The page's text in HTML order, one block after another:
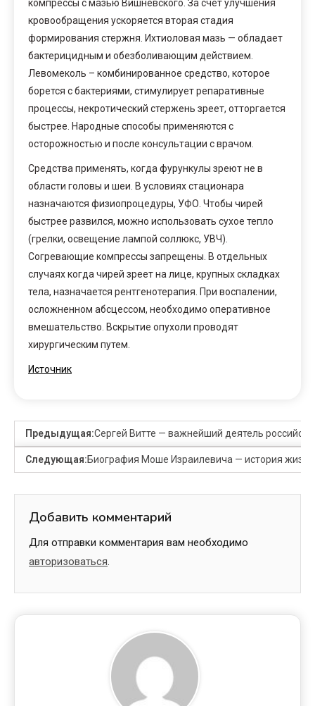
компрессы с мазью Вишневского. За счет улучшения
кровообращения ускоряется вторая стадия
формирования стержня. Ихтиоловая мазь — обладает
бактерицидным и обезболивающим действием.
Левомеколь – комбинированное средство, которое
борется с бактериями, стимулирует репаративные
процессы, некротический стержень зреет, отторгается
быстрее. Народные способы применяются с
осторожностью и после консультации с врачом.
Средства применять, когда фурункулы зреют не в
области головы и шеи. В условиях стационара
назначаются физиопроцедуры, УФО. Чтобы чирей
быстрее развился, можно использовать сухое тепло
(грелки, освещение лампой соллюкс, УВЧ).
Согревающие компрессы запрещены. В отдельных
случаях когда чирей зреет на лице, крупных складках
тела, назначается рентгенотерапия. При воспалении,
осложненном абсцессом, необходимо оперативное
вмешательство. Вскрытие опухоли проводят
хирургическим путем.
Источник
Предыдущая:Сергей Витте — важнейший деятель
Следующая:Биография Моше Израилевича — история
Добавить комментарий
Для отправки комментария вам необходимо
авторизоваться.